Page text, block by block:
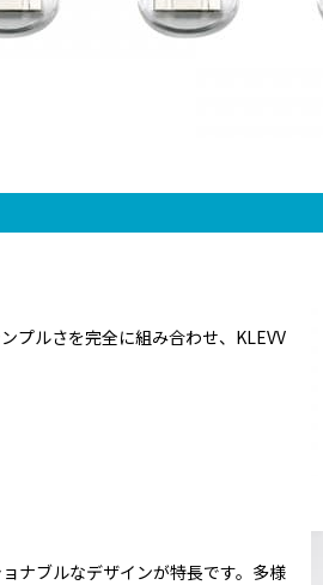
プルさを完全に組み合わせ、KLEVV
ナブルなデザインが特長です。多様